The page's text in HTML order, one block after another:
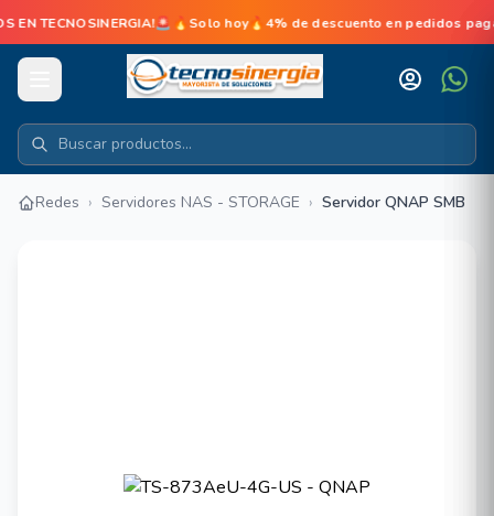
EN TECNOSINERGIA!🚨🔥Solo hoy🔥4% de descuento en pedidos
Redes › Servidores NAS - STORAGE › Servidor QNAP SMB